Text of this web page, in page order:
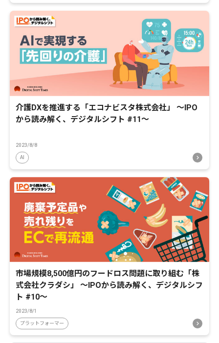
介護DXを推進する「エコナビスタ株式会社」 〜IPO
から読み解く、デジタルシフト #11〜
2023/8/8
AI
市場規模8,500億円のフードロス問題に取り組む「株
式会社クラダシ」 〜IPOから読み解く、デジタルシフ
ト #10〜
2023/8/1
プラットフォーマー